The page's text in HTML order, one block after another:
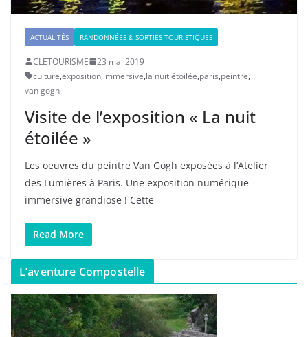
ACTUALITÉS RANDONNÉES & SORTIES TOURISTIQUES
CLETOURISME
23 mai 2019
culture,exposition,immersive,la nuit étoilée,paris,peintre,
van gogh
Visite de l’exposition « La nuit
étoilée »
Les oeuvres du peintre Van Gogh exposées à l’Atelier
des Lumières à Paris. Une exposition numérique
immersive grandiose ! Cette
Read More
L’aventure Compostelle